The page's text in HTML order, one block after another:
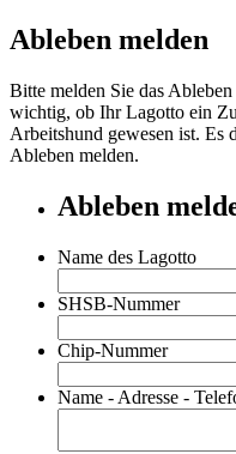
Ableben melden
Bitte melden Sie das
wichtig, ob Ihr Lagotto ein
Arbeitshund gewesen ist. Es
Ableben melden.
Ableben
Name des Lagotto
SHSB-Nummer
Chip-Nummer
Name - Adresse -